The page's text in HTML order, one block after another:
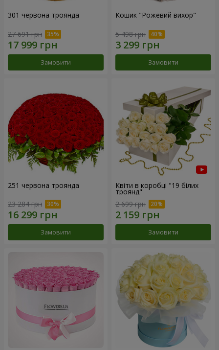
301 червона троянда
27 691 грн
Замовити
Кошик "Рожевий вихор"
5 498 грн
Замовити
251 червона троянда
23 284 грн
Замовити
Квіти в коробці "19 білих
троянд"
2 699 грн
Замовити